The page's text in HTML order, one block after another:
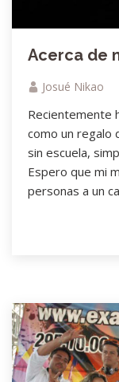
Acerca de
Josué Nikao
Recientemente
como un regalo
sin escuela,
Espero que mi
personas a un